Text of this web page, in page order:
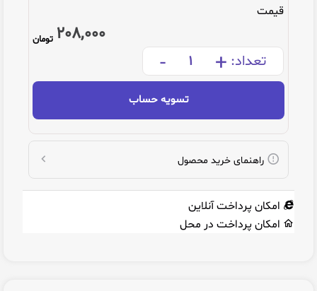
قیمت
208,000 تومان
تعداد: +
-
تسویه حساب
راهنمای خرید محصول
امکان پرداخت آنلاین
امکان پرداخت در محل